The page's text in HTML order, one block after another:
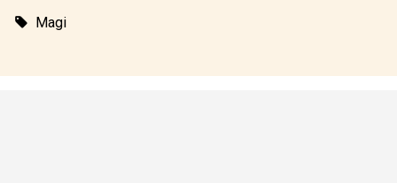
Magi